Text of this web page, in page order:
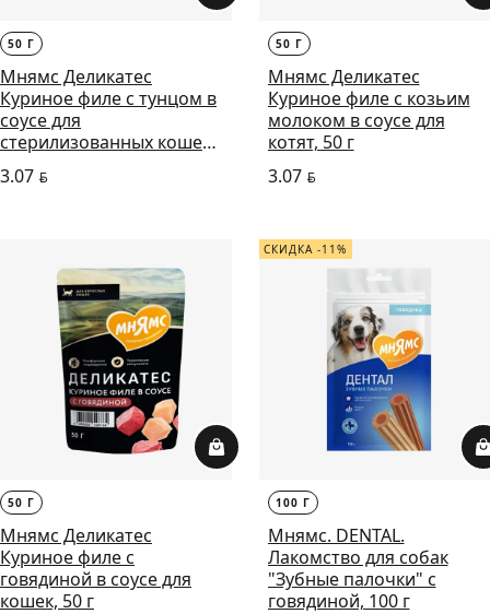
50 Г
Мнямс Деликатес
Куриное филе с тунцом в
соусе для
стерилизованных кошек,
50 г
3.07 BYN
50 Г
Мнямс Деликатес
Куриное филе с козьим
молоком в соусе для
котят, 50 г
3.07BYN
50 Г
Мнямс Деликатес
Куриное филе с
говядиной в соусе для
кошек, 50 г
СКИДКА -11%
100 Г
Мнямс. DENTAL.
Лакомство для собак
"Зубные палочки" с
говядиной, 100 г